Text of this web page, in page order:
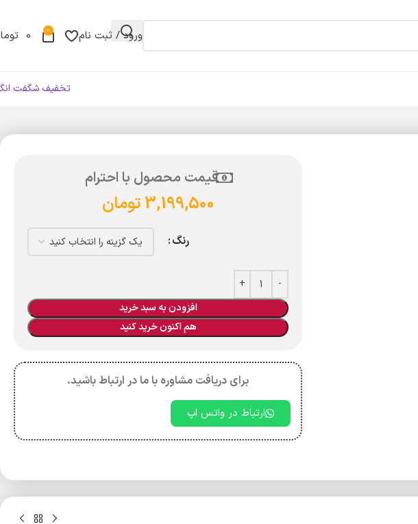
ورود / ثبت نام 0
0
تخفیف شگفت
قیمت محصول با احترام
3,199,500 تومان
رنگ
افزودن به سبد خرید
هم اکنون خرید کنید
برای دریافت مشاوره با ما در ارتباط باشید.
ارتباط در واتس اپ